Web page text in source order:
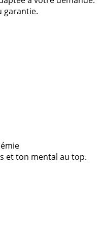
garantie.
et ton mental au top.